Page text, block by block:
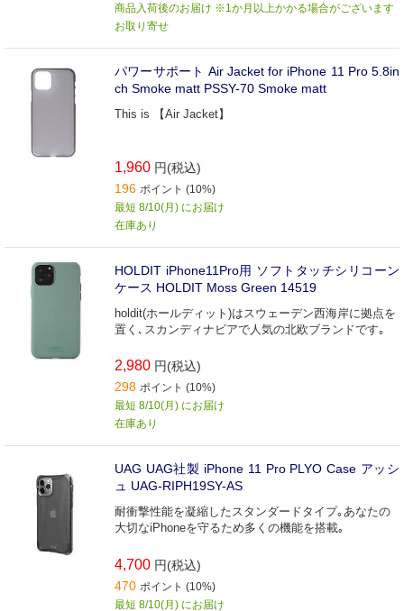
商品入荷後のお届け ※1か月以上かかる場合がございます
お取り寄せ
パワーサポート Air Jacket for iPhone 11 Pro 5.8in
ch Smoke matt PSSY-70 Smoke matt
This is 【Air Jacket】
1,960 円(税込)
196 ポイント (10%)
最短 8/10(月) にお届け
在庫あり
HOLDIT iPhone11Pro用 ソフトタッチシリコーン
ケース HOLDIT Moss Green 14519
holdit(ホールディット)はスウェーデン西海岸に拠点を
置く､スカンディナビアで人気の北欧ブランドです｡
2,980 円(税込)
298 ポイント (10%)
最短 8/10(月) にお届け
在庫あり
UAG UAG社製 iPhone 11 Pro PLYO Case アッシ
ュ UAG-RIPH19SY-AS
耐衝撃性能を凝縮したスタンダードタイプ｡あなたの
大切なiPhoneを守るため多くの機能を搭載｡
4,700 円(税込)
470 ポイント (10%)
最短 8/10(月) にお届け